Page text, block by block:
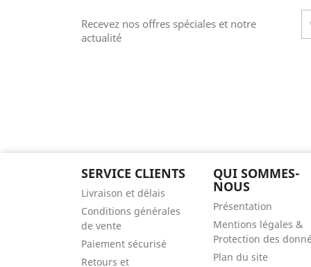
Recevez nos offres spéciales et notre
actualité
SERVICE CLIENTS
Livraison et délais
Conditions générales
de vente
Paiement sécurisé
Retours et
QUI SOMMES-
NOUS
Présentation
Mentions légales &
Protection des
Plan du site